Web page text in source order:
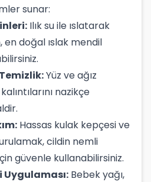
sunar:
Ilık su ile ıslatarak
doğal ıslak mendil
Yüz ve ağız
nazikçe
Hassas kulak kepçesi ve
cildin nemli
güvenle kullanabilirsiniz.
Uygulaması: Bebek yağı,